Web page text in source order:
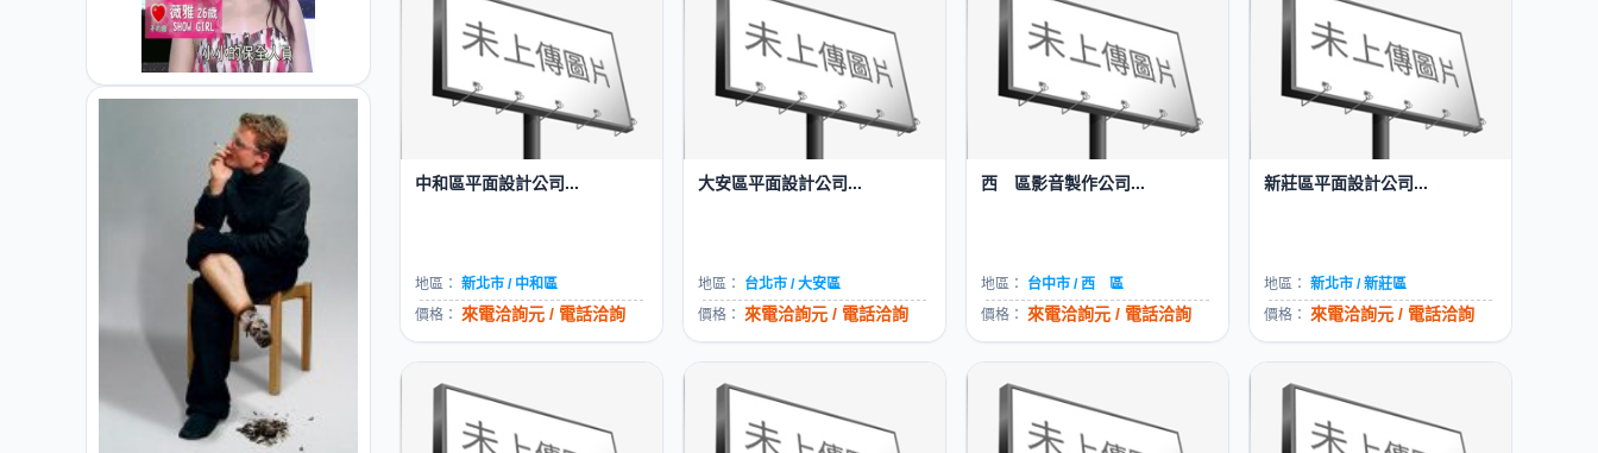
中和區平面設計公司...
地區： 新北市 / 中和區
價格： 來電洽詢元 / 電話洽詢
大安區平面設計公司...
地區：
台北市 / 大安區
價格： 來電洽詢元 / 電話洽詢
西 區影音製作公司...
地區：
台中市 / 西 區
價格： 來電洽詢元 / 電話洽詢
新莊區平面設計公司...
地區： 新北市 / 新莊區
價格： 來電洽詢元 / 電話洽詢